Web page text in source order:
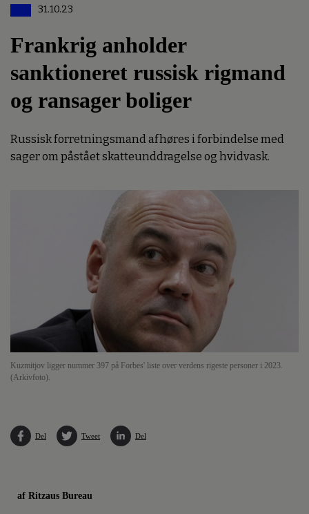
31.10.23
Frankrig anholder
sanktioneret russisk rigmand
og ransager boliger
Russisk forretningsmand afhøres i forbindelse med
sager om påstået skatteunddragelse og hvidvask.
Kuzmitjov ligger nummer 397 på Forbes' liste over verdens rigeste personer i 2023.
(Arkivfoto).
Del Tweet Del
af Ritzaus Bureau